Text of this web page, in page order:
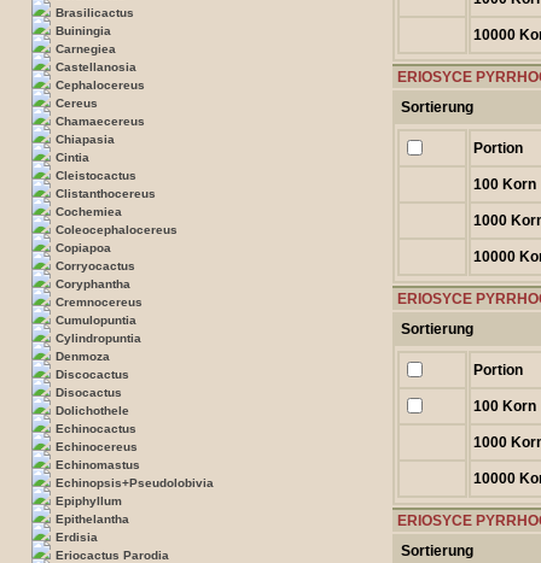
Brasilicactus
Buiningia
Carnegiea
Castellanosia
Cephalocereus
Cereus
Chamaecereus
Chiapasia
Cintia
Cleistocactus
Clistanthocereus
Cochemiea
Coleocephalocereus
Copiapoa
Corryocactus
Coryphantha
Cremnocereus
Cumulopuntia
Cylindropuntia
Denmoza
Discocactus
Disocactus
Dolichothele
Echinocactus
Echinocereus
Echinomastus
Echinopsis+Pseudolobivia
Epiphyllum
Epithelantha
Erdisia
Eriocactus Parodia
10000
ERIOSYCE
Sortierung
Portion
100 Korn
1000
10000
ERIOSYCE
Sortierung
Portion
100 Korn
1000
10000
ERIOSYCE
Sortierung